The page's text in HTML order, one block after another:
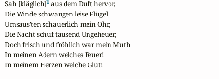
Sah [kläglich]1 aus dem Duft hervor,
Die Winde schwangen leise Flügel,
Umsaus'ten schauerlich mein Ohr;
Die Nacht schuf tausend Ungeheuer;
Doch frisch und fröhlich war mein Muth:
In meinen Adern welches Feuer!
In meinem Herzen welche Glut!